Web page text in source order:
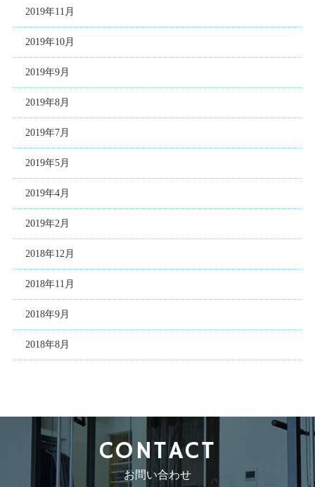
2019年11月
2019年10月
2019年9月
2019年8月
2019年7月
2019年5月
2019年4月
2019年2月
2018年12月
2018年11月
2018年9月
2018年8月
CONTACT
お問い合わせ